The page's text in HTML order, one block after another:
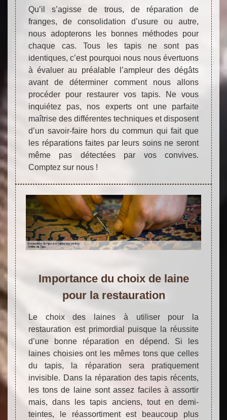
Qu’il s’agisse de trous, de réparation de
franges, de consolidation d’usure ou autre,
nous adopterons les bonnes méthodes pour
chaque cas. Tous les tapis ne sont pas
identiques, c’est pourquoi nous nous évertuons
à évaluer au préalable l’ampleur des dégâts
avant de déterminer comment nous allons
procéder pour restaurer vos tapis. Ne vous
inquiétez pas, nos experts ont une parfaite
maîtrise des différentes techniques et disposent
d’un savoir-faire hors du commun qui fait que
les réparations faites par leurs soins ne seront
même pas détectées par vos convives.
Comptez sur nous !
Importance du choix de laine
pour la restauration
Le choix des laines à utiliser pour la
restauration est primordial puisque la réussite
d’une bonne réparation en dépend. Si les
laines choisies ont les mêmes tons que celles
du tapis, la réparation sera pratiquement
invisible. Dans la réparation des tapis récents,
les tons de laine sont assez faciles à assortir
mais, dans les tapis anciens, tout en demi-
teintes, le réassortiment est beaucoup plus